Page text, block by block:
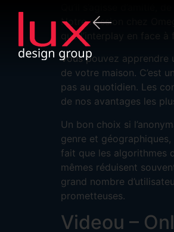
Notre mission chez
que l’interplay en face
Vous pouvez apprendre
de votre maison. C’est
pas au quotidien. Les
de nos avantages les
Un bon choix si
genre et
fait que les algorithmes
mêmes réduisent
grand nombre
prometteuses.
Videou –